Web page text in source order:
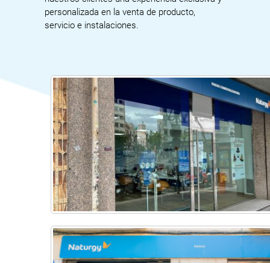
personalizada en la venta de producto,
servicio e instalaciones.